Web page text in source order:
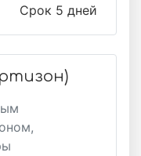
Срок 5 дней